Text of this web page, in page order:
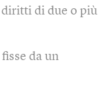
di due o più
da un